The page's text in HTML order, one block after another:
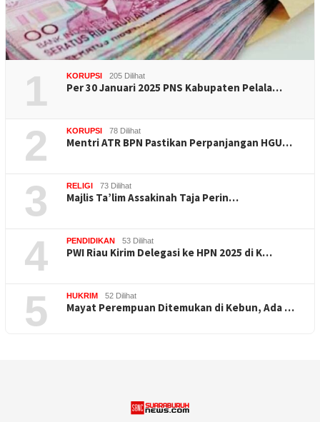
1 KORUPSI 205 Dilihat
Per 30 Januari 2025 PNS Kabupaten Pelala…
2 KORUPSI 78 Dilihat
Mentri ATR BPN Pastikan Perpanjangan HGU…
3 RELIGI 73 Dilihat
Majlis Ta’lim Assakinah Taja Perin…
4 PENDIDIKAN 53 Dilihat
PWI Riau Kirim Delegasi ke HPN 2025 di K…
5 HUKRIM 52 Dilihat
Mayat Perempuan Ditemukan di Kebun, Ada …